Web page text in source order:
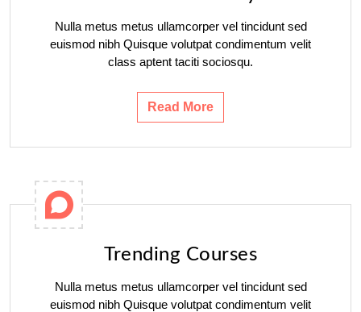
Nulla metus metus ullamcorper vel tincidunt sed
euismod nibh Quisque volutpat condimentum velit
class aptent taciti sociosqu.
Read More
Trending Courses
Nulla metus metus ullamcorper vel tincidunt sed
euismod nibh Quisque volutpat condimentum velit